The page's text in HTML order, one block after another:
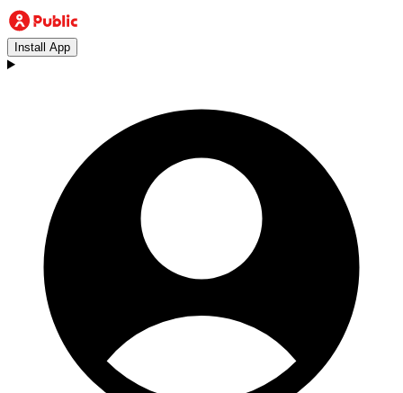
Install App